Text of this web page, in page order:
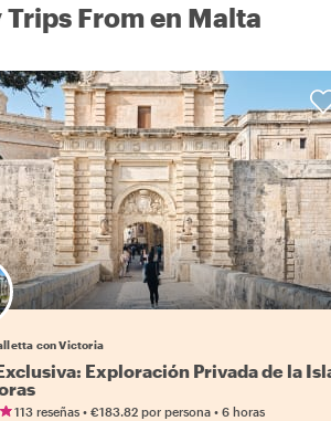
Trips From en Malta
con Victoria
Exploración Privada de la
113 reseñas • €183.82 por persona • 6 horas